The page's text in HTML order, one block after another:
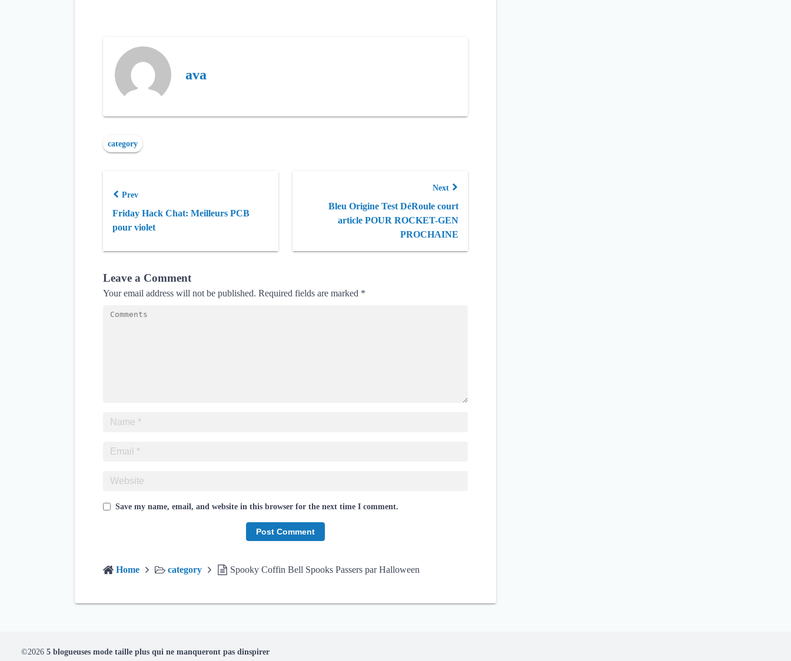
ava
category
Prev
Friday Hack Chat: Meilleurs PCB
pour violet
Next
Bleu Origine Test DéRoule court
article POUR ROCKET-GEN
PROCHAINE
Leave a Comment
Your email address will not be published. Required fields are marked *
Save my name, email, and website in this browser for the next time I comment.
Home category Spooky Coffin Bell Spooks Passers par Halloween
©2026 5 blogueuses mode taille plus qui ne manqueront pas dinspirer